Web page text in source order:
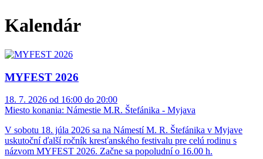
Kalendár
MYFEST 2026
18. 7. 2026 od 16:00 do 20:00
Miesto konania: Námestie M.R. Štefánika - Myjava
V sobotu 18. júla 2026 sa na Námestí M. R. Štefánika v Myjave
uskutoční ďalší ročník kresťanského festivalu pre celú rodinu s
názvom MYFEST 2026. Začne sa popoludní o 16.00 h.